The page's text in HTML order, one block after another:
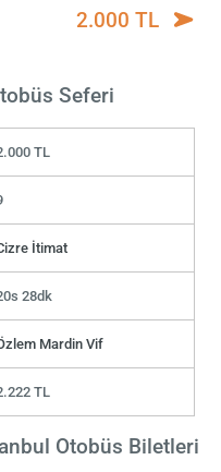
2.000 TL
Seferi
TL
İtimat
28dk
Mardin Vif
TL
Otobüs Biletleri